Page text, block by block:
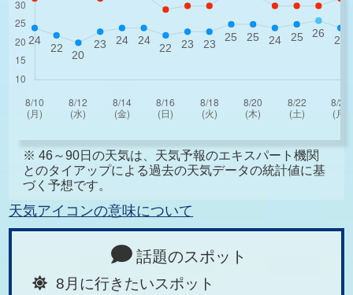
※ 46～90日の天気は、天気予報のエキスパート機関
とのタイアップによる過去の天気データの統計値に基
づく予想です。
天気アイコンの意味について
話題のスポット
8月に行きたいスポット